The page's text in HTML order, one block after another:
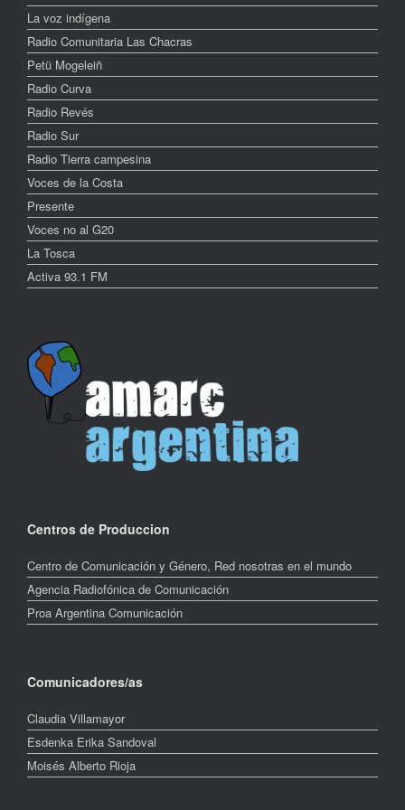
La voz indígena
Radio Comunitaria Las Chacras
Petü Mogeleiñ
Radio Curva
Radio Revés
Radio Sur
Radio Tierra campesina
Voces de la Costa
Presente
Voces no al G20
La Tosca
Activa 93.1 FM
Centros de Produccion
Centro de Comunicación y Género, Red nosotras en el mundo
Agencia Radiofónica de Comunicación
Proa Argentina Comunicación
Comunicadores/as
Claudia Villamayor
Esdenka Erika Sandoval
Moisés Alberto Rioja